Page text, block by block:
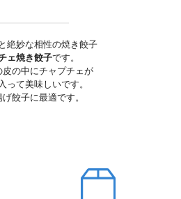
絶妙な相性の焼き餃子
ェ焼き餃子です。
皮の中にチャプチェが
って美味しいです。
餃子に最適です。